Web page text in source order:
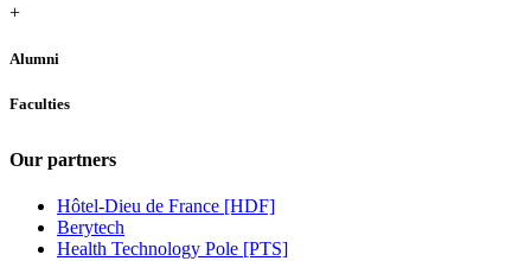
+
Alumni
Faculties
Our partners
Hôtel-Dieu de France [HDF]
Berytech
Health Technology Pole [PTS]